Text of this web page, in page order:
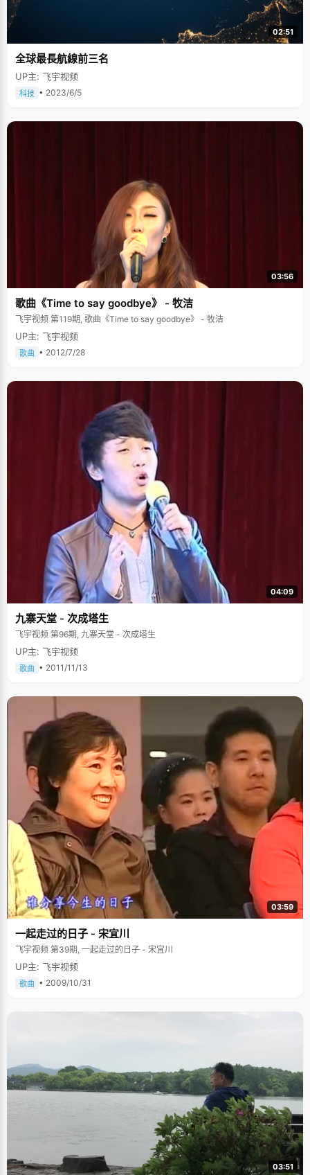
02:51
全球最長航線前三名
UP主: 飞宇视频
科技 • 2023/6/5
03:56
歌曲《Time to say goodbye》 - 牧洁
飞宇视频 第119期, 歌曲《Time to say goodbye》 - 牧洁
UP主: 飞宇视频
歌曲 • 2012/7/28
04:09
九寨天堂 - 次成塔生
飞宇视频 第96期, 九寨天堂 - 次成塔生
UP主: 飞宇视频
歌曲 • 2011/11/13
03:59
一起走过的日子 - 宋宜川
飞宇视频 第39期, 一起走过的日子 - 宋宜川
UP主: 飞宇视频
歌曲 • 2009/10/31
03:51